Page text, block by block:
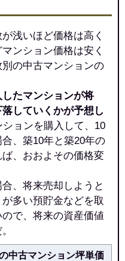
する
目
葉駅（31分）
円
)
で
する
2丁目
浅いほど価格は高く
ンション価格は安く
の中古マンションの
たマンションが将
していくかが予想し
ョンを購入して、10
、築10年と築20年の
、おおよその価格変
、将来売却しようと
多い預貯金などを取
で、将来の資産価値
中古マンション坪単価